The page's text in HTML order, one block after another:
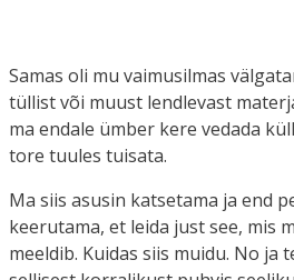
Samas oli mu vaimusilmas
tüllist või muust lendlevast
ma endale ümber kere vedada
tore tuules tuisata.
Ma siis asusin katsetama ja end
keerutama, et leida just see, mis
meeldib. Kuidas siis muidu. No ja